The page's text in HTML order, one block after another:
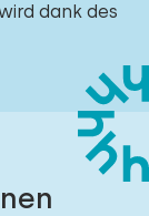
dank des